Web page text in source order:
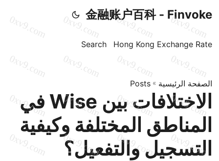
金融账户百科 - Finvoke
Hong Kong Exchange Rate
Search
الصفحة الرئيسية »
Posts
الاختلافات بين Wise في
المناطق المختلفة وكيفية
التسجيل والتفعيل؟